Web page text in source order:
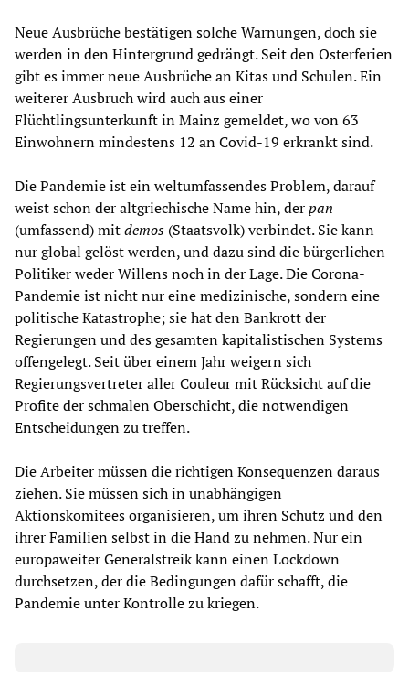
Neue Ausbrüche bestätigen solche Warnungen, doch sie
werden in den Hintergrund gedrängt. Seit den Osterferien
gibt es immer neue Ausbrüche an Kitas und Schulen. Ein
weiterer Ausbruch wird auch aus einer
Flüchtlingsunterkunft in Mainz gemeldet, wo von 63
Einwohnern mindestens 12 an Covid-19 erkrankt sind.
Die Pandemie ist ein weltumfassendes Problem, darauf
weist schon der altgriechische Name hin, derpan
(umfassend) mitdemos (Staatsvolk) verbindet. Sie kann
nur global gelöst werden, und dazu sind die bürgerlichen
Politiker weder Willens noch in der Lage. Die Corona-
Pandemie ist nicht nur eine medizinische, sondern eine
politische Katastrophe; sie hat den Bankrott der
Regierungen und des gesamten kapitalistischen Systems
offengelegt. Seit über einem Jahr weigern sich
Regierungsvertreter aller Couleur mit Rücksicht auf die
Profite der schmalen Oberschicht, die notwendigen
Entscheidungen zu treffen.
Die Arbeiter müssen die richtigen Konsequenzen daraus
ziehen. Sie müssen sich in unabhängigen
Aktionskomitees organisieren, um ihren Schutz und den
ihrer Familien selbst in die Hand zu nehmen. Nur ein
europaweiter Generalstreik kann einen Lockdown
durchsetzen, der die Bedingungen dafür schafft, die
Pandemie unter Kontrolle zu kriegen.